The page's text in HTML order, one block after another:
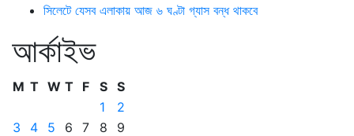
সিলেটে যেসব এলাকায় আজ ৬ ঘণ্টা গ্যাস বন্ধ থাকবে
আর্কাইভ
M T W T F S S
1
2
3
4 5 6 7 8
9